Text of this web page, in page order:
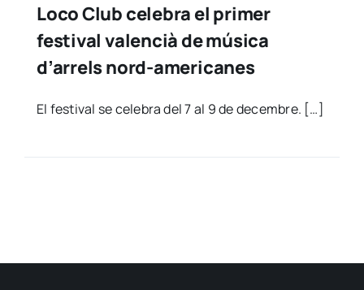
Loco Club celebra el primer
festival valencià de música
d’arrels nord-americanes
El fes­ti­val se cele­bra del 7 al 9 de decem­bre. […]